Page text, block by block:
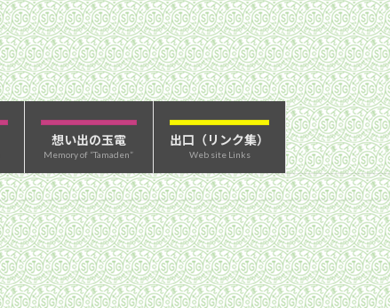
想い出の玉電
Memory of “Tamaden”
出口（リンク集）
Web site Links